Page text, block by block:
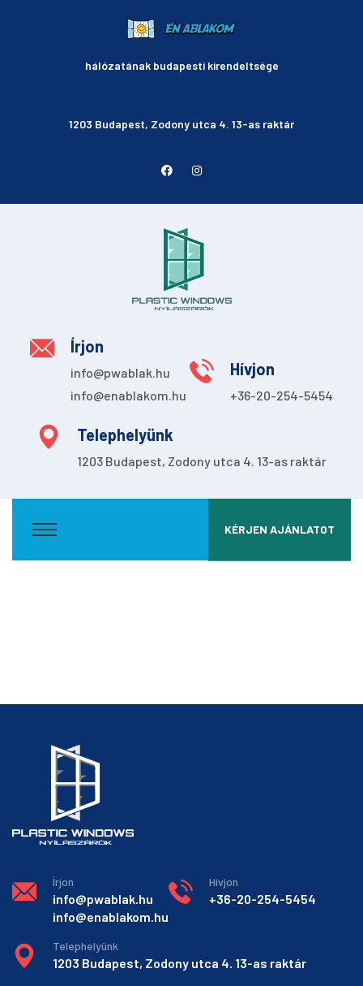
hálózatának budapesti kirendeltsége
1203 Budapest, Zodony utca 4. 13-as raktár
Írjon
info@pwablak.hu
info@enablakom.hu
Hívjon
+36-20-254-5454
Telephelyünk
1203 Budapest, Zodony utca 4. 13-as raktár
KÉRJEN AJÁNLATOT
Írjon
info@pwablak.hu
info@enablakom.hu
Hívjon
+36-20-254-5454
Telephelyünk
1203 Budapest, Zodony utca 4. 13-as raktár